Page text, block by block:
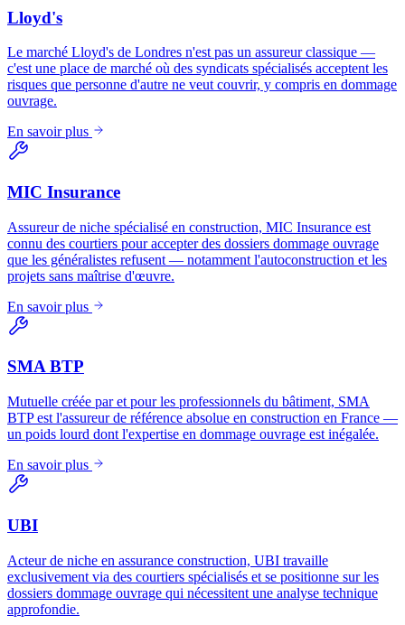
Lloyd's
Le marché Lloyd's de Londres n'est pas un assureur classique —
c'est une place de marché où des syndicats spécialisés acceptent les
risques que personne d'autre ne veut couvrir, y compris en dommage
ouvrage.
En savoir plus
MIC Insurance
Assureur de niche spécialisé en construction, MIC Insurance est
connu des courtiers pour accepter des dossiers dommage ouvrage
que les généralistes refusent — notamment l'autoconstruction et les
projets sans maîtrise d'œuvre.
En savoir plus
SMA BTP
Mutuelle créée par et pour les professionnels du bâtiment, SMA
BTP est l'assureur de référence absolue en construction en France —
un poids lourd dont l'expertise en dommage ouvrage est inégalée.
En savoir plus
UBI
Acteur de niche en assurance construction, UBI travaille
exclusivement via des courtiers spécialisés et se positionne sur les
dossiers dommage ouvrage qui nécessitent une analyse technique
approfondie.